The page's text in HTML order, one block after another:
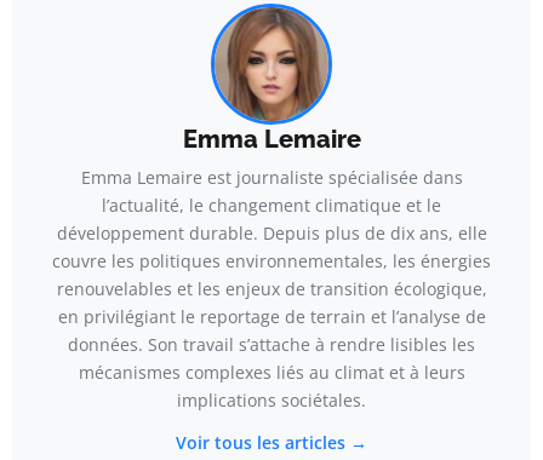
Emma Lemaire
Emma Lemaire est journaliste spécialisée dans
l’actualité, le changement climatique et le
développement durable. Depuis plus de dix ans, elle
couvre les politiques environnementales, les énergies
renouvelables et les enjeux de transition écologique,
en privilégiant le reportage de terrain et l’analyse de
données. Son travail s’attache à rendre lisibles les
mécanismes complexes liés au climat et à leurs
implications sociétales.
Voir tous les articles →